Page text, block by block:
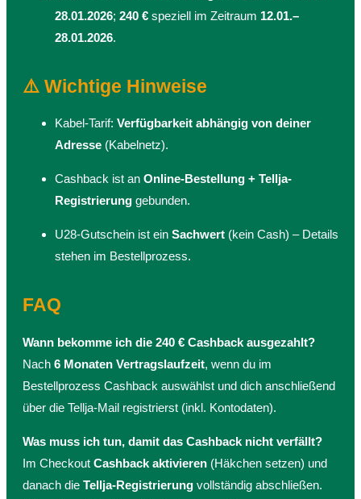
28.01.2026; 240 € speziell im Zeitraum 12.01.–
28.01.2026.
⚠️ Wichtige Hinweise
Kabel-Tarif: Verfügbarkeit abhängig von deiner
Adresse (Kabelnetz).
Cashback ist an Online-Bestellung + Tellja-
Registrierung gebunden.
U28-Gutschein ist ein Sachwert (kein Cash) – Details
stehen im Bestellprozess.
FAQ
Wann bekomme ich die 240 € Cashback ausgezahlt?
Nach 6 Monaten Vertragslaufzeit, wenn du im
Bestellprozess Cashback auswählst und dich anschließend
über die Tellja-Mail registrierst (inkl. Kontodaten).
Was muss ich tun, damit das Cashback nicht verfällt?
Im Checkout Cashback aktivieren (Häkchen setzen) und
danach die Tellja-Registrierung vollständig abschließen.